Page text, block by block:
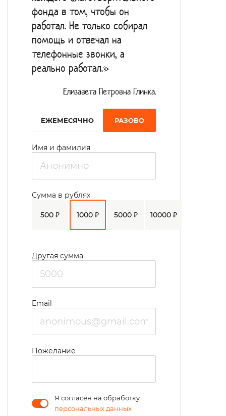
фонда в том, чтобы он
работал. Не только собирал
помощь и отвечал на
телефонные звонки, а
реально работал.»
Елизавета Петровна Глинка.
EЖЕМЕСЯЧНО РАЗОВО
Имя и фамилия
500 ₽ 1000 ₽ 5000 ₽ 10000 ₽
Сумма в рублях
Другая сумма
Email
Пожелание
Я согласен на обработку
персональных данных